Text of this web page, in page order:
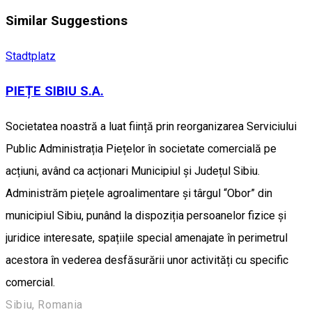
Similar Suggestions
Stadtplatz
PIEȚE SIBIU S.A.
Societatea noastră a luat ființă prin reorganizarea Serviciului
Public Administrația Piețelor în societate comercială pe
acțiuni, având ca acționari Municipiul și Județul Sibiu.
Administrăm piețele agroalimentare și târgul “Obor” din
municipiul Sibiu, punând la dispoziția persoanelor fizice și
juridice interesate, spațiile special amenajate în perimetrul
acestora în vederea desfăsurării unor activități cu specific
comercial.
Sibiu, Romania